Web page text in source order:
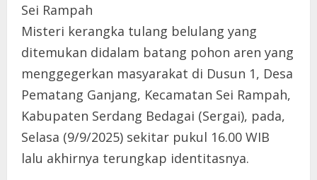
Sei Rampah
Misteri kerangka tulang belulang yang
ditemukan didalam batang pohon aren yang
menggegerkan masyarakat di Dusun 1, Desa
Pematang Ganjang, Kecamatan Sei Rampah,
Kabupaten Serdang Bedagai (Sergai), pada,
Selasa (9/9/2025) sekitar pukul 16.00 WIB
lalu akhirnya terungkap identitasnya.